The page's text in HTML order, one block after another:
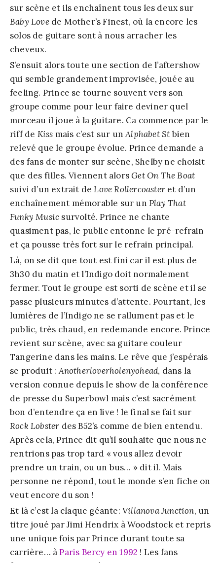
sur scène et ils enchaînent tous les deux sur
Baby Lovede Mother’s Finest, où la encore les
solos de guitare sont à nous arracher les
cheveux.
S’ensuit alors toute une section de l’aftershow
qui semble grandement improvisée, jouée au
feeling. Prince se tourne souvent vers son
groupe comme pour leur faire deviner quel
morceau il joue à la guitare. Ca commence par le
riff de Kiss mais c’est sur unAlphabet Stbien
relevé que le groupe évolue. Prince demande a
des fans de monter sur scène, Shelby ne choisit
que des filles. Viennent alorsGet On The Boat
suivi d’un extrait deLove Rollercoaster et d’un
enchaînement mémorable sur un Play That
Funky Music survolté. Prince ne chante
quasiment pas, le public entonne le pré-refrain
et ça pousse très fort sur le refrain principal.
Là, on se dit que tout est fini car il est plus de
3h30 du matin et l’Indigo doit normalement
fermer. Tout le groupe est sorti de scène et il se
passe plusieurs minutes d’attente. Pourtant, les
lumières de l’Indigo ne se rallument pas et le
public, très chaud, en redemande encore. Prince
revient sur scène, avec sa guitare couleur
Tangerine dans les mains. Le rêve que j’espérais
se produit :Anotherloverholenyohead, dans la
version connue depuis le show de la conférence
de presse du Superbowl mais c’est sacrément
bon d’entendre ça en live ! le final se fait sur
Rock Lobster des B52’s comme de bien entendu.
Après cela, Prince dit qu’il souhaite que nous ne
rentrions pas trop tard « vous allez devoir
prendre un train, ou un bus… » dit il. Mais
personne ne répond, tout le monde s’en fiche on
veut encore du son !
Et là c’est la claque géante: Villanova Junction, un
titre joué par Jimi Hendrix à Woodstock et repris
une unique fois par Prince durant toute sa
carrière… àParis Bercy en 1992 ! Les fans